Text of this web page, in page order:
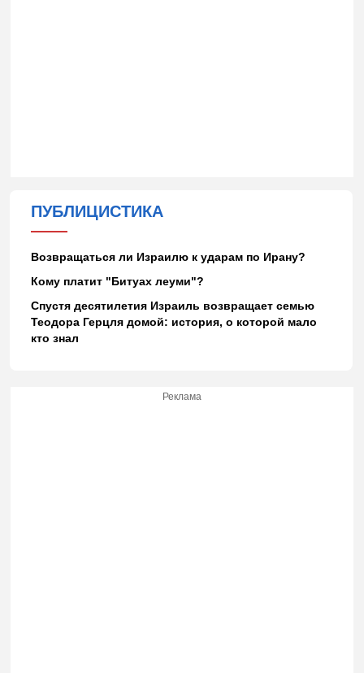
ПУБЛИЦИСТИКА
Возвращаться ли Израилю к ударам по Ирану?
Кому платит "Битуах леуми"?
Спустя десятилетия Израиль возвращает семью
Теодора Герцля домой: история, о которой мало
кто знал
Реклама